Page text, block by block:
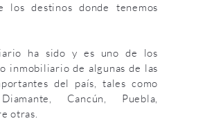
los destinos donde tenemos
ha sido y es uno de los
inmobiliario de algunas de las
del país, tales como
Cancún, Puebla,
otras.